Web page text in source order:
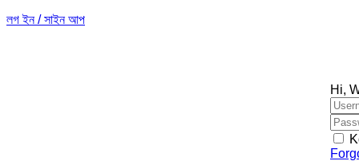
লগ ইন / সাইন আপ
Hi,